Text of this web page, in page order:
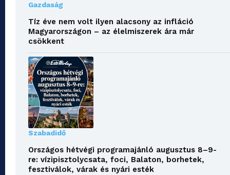
Gazdaság
Tíz éve nem volt ilyen alacsony az infláció
Magyarországon – az élelmiszerek ára már
csökkent
Szabadidő
Országos hétvégi programajánló augusztus 8–9-
re: vízipisztolycsata, foci, Balaton, borhetek,
fesztiválok, várak és nyári esték